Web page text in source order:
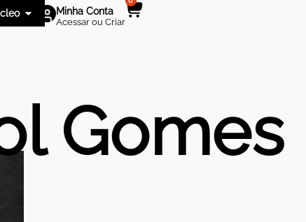
Minha Conta
Acessar ou Criar
Gomes